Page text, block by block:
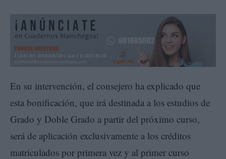
En su intervención, el consejero ha explicado que
esta bonificación, que irá destinada a los estudios de
Grado y Doble Grado a partir del próximo curso,
será de aplicación exclusivamente a los créditos
matriculados por primera vez y al primer curso